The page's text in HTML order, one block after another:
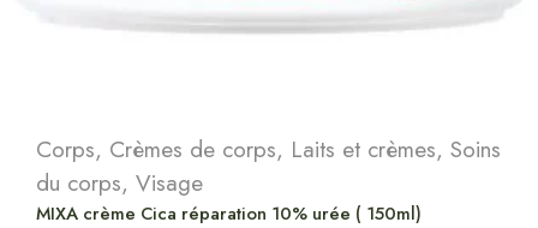
Corps, Crèmes de corps, Laits et crèmes, Soins
du corps, Visage
MIXA crème Cica réparation 10% urée ( 150ml)